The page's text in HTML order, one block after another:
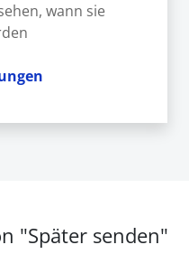
wann sie
"Später senden"